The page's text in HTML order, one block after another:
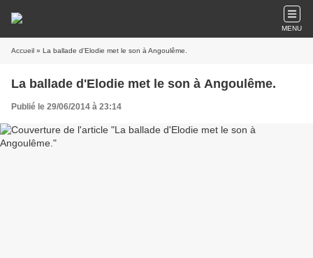
MENU
Accueil » La ballade d'Elodie met le son à Angoulême.
La ballade d'Elodie met le son à Angoulême.
Publié le 29/06/2014 à 23:14